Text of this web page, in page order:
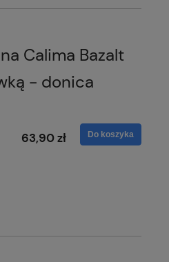
Calima Bazalt
- donica
63,90 zł Do koszyka